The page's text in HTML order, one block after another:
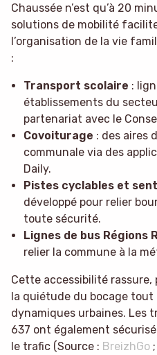
Chaussée n’est qu’à 20
solutions de mobilité
l’organisation de la vie
:
Transport scolaire :
établissements du
partenariat avec le
Covoiturage : des aires
communale via des
Daily.
Pistes cyclables et
développé pour relier
toute sécurité.
Lignes de bus Régions
relier la commune à la
Cette accessibilité
la quiétude du bocage
dynamiques urbaines. Les
637 ont également
le trafic (Source : BreizhGo